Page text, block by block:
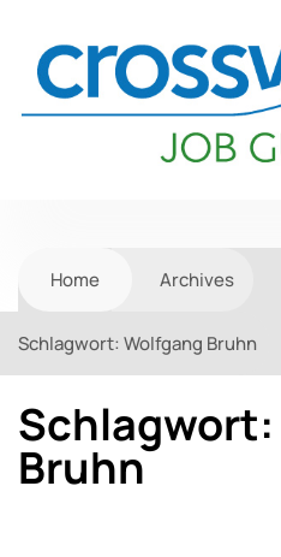
Home Archives
Schlagwort: Wolfgang Bruhn
Schlagwort:
Bruhn